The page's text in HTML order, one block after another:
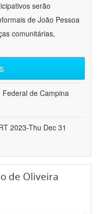
serão
de João Pessoa
comunitárias,
Federal de Campina
2023-Thu Dec 31
de Oliveira